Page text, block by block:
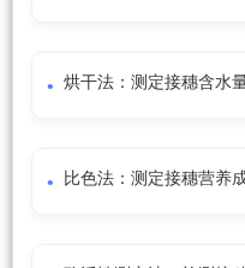
烘干法：测定接穗含水
比色法：测定接穗营养